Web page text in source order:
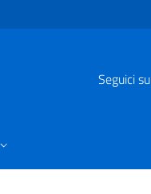
Seguici su